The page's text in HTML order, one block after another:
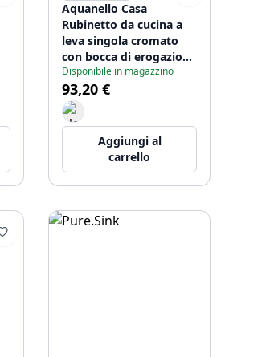
Aquanello Casa
Rubinetto da cucina a
leva singola cromato
con bocca di erogazione
da 20 cm CR-1420-CS
Disponibile in magazzino
93,20 €
Aggiungi al
carrello